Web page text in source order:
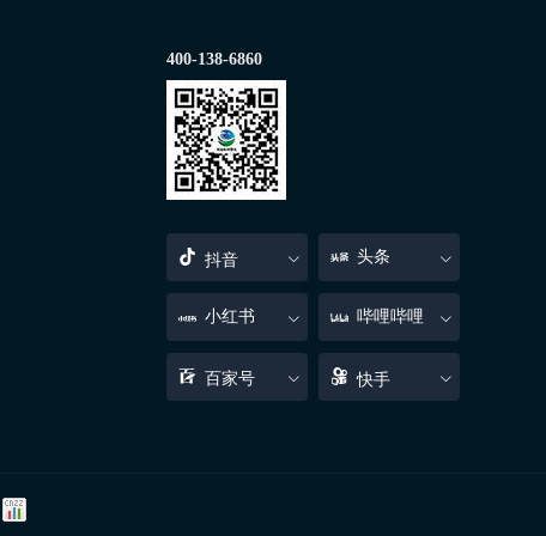
400-138-6860
抖音 头条
小红书 哔哩哔哩
百家号 快手